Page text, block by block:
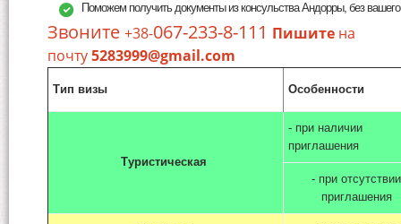
Поможем получить документы из консульства Андорры, без вашего
Звоните +38-067-233-8-111 Пишите на
почту5283999@gmail.com
Тип визы Особенности
Туристическая
- при наличии
приглашения
- при отсутствии
приглашения